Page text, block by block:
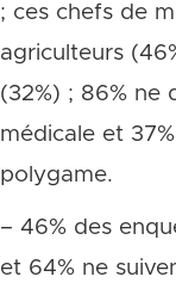
; ces chefs de
agriculteurs
(32%) ; 86% ne
médicale et
polygame.
– 46% des
et 64% ne